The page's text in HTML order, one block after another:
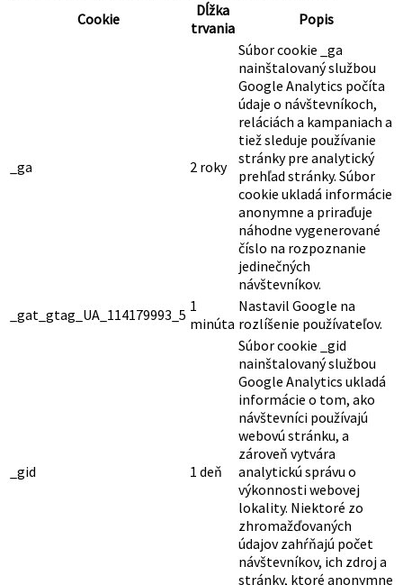
Cookie
Dĺžka
trvania
Popis
_ga 2 roky
Súbor cookie _ga
nainštalovaný službou
Google Analytics počíta
údaje o návštevníkoch,
reláciách a kampaniach a
tiež sleduje používanie
stránky pre analytický
prehľad stránky. Súbor
cookie ukladá informácie
anonymne a priraďuje
náhodne vygenerované
číslo na rozpoznanie
jedinečných
návštevníkov.
_gat_gtag_UA_114179993_5 1
minúta
Nastavil Google na
rozlíšenie používateľov.
_gid 1 deň
Súbor cookie _gid
nainštalovaný službou
Google Analytics ukladá
informácie o tom, ako
návštevníci používajú
webovú stránku, a
zároveň vytvára
analytickú správu o
výkonnosti webovej
lokality. Niektoré zo
zhromažďovaných
údajov zahŕňajú počet
návštevníkov, ich zdroj a
stránky, ktoré anonymne